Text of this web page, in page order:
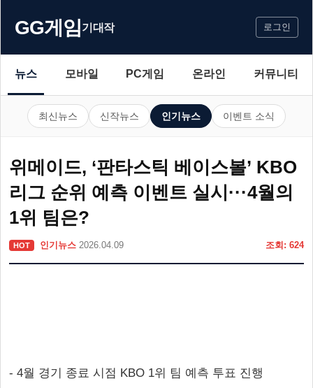
GG게임기대작 로그인
뉴스 모바일 PC게임 온라인 커뮤니티
최신뉴스 신작뉴스 인기뉴스 이벤트 소식
위메이드, ‘판타스틱 베이스볼’ KBO
리그 순위 예측 이벤트 실시···4월의
1위 팀은?
HOT 인기뉴스 2026.04.09 조회: 624
- 4월 경기 종료 시점 KBO 1위 팀 예측 투표 진행